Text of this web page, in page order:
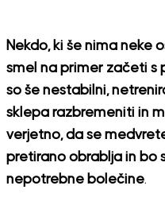
Nekdo, ki še nima neke
smel na primer začeti s
so še nestabilni,
sklepa razbremeniti in
verjetno, da se
pretirano obrablja in bo
nepotrebne bolečine.